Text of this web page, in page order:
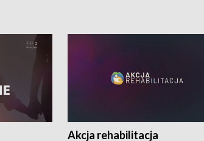
Akcja rehabilitacja